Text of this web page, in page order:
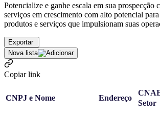
Potencialize e ganhe escala em sua prospecção
serviços em crescimento com alto potencial
produtos e serviços que impulsionam suas
Exportar
Nova lista
Copiar link
CNPJ e Nome Endereço
Setor